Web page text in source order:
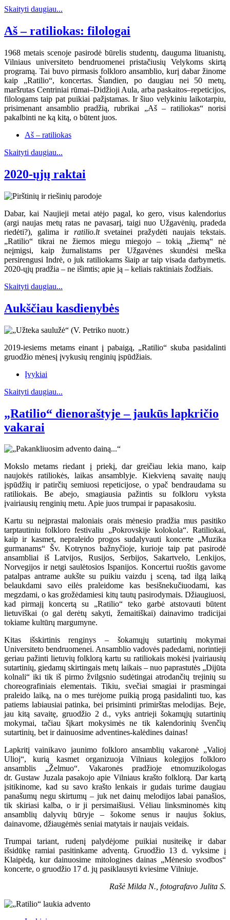
Skaityti daugiau...
Aš – ratiliokas: filologai
1968 metais scenoje pasirodė būrelis studentų, dauguma lituanistų,
Vilniaus universiteto bendruomenei pristačiusių Velykoms skirtą
programą. Tai buvo pirmasis folkloro ansamblio, kurį dabar žinome
kaip „Ratilio“, koncertas. Šiandien, po daugiau nei 50 metų,
maršrutas Centriniai rūmai–Didžioji Aula, arba paskaitos–repeticijos,
filologams taip pat puikiai pažįstamas. Ir šiuo velykiniu laikotarpiu,
prisimenant ansamblio pradžią, rubrikai „Aš – ratiliokas“ norisi
pakalbinti ne ką kitą, o būtent juos.
Aš – ratiliokas
Skaityti daugiau...
2020-ųjų raktai
Dabar, kai Naujieji metai atėjo pagal, ko gero, visus kalendorius
(argi naujas metų ratas ne pavasarį, taigi nuo Užgavėnių, pradeda
riedėti?), galima ir ratilio.ltsvetainei pražydėti naujais tekstais.
„Ratilio“ tikrai ne žiemos miegu miegojo – tokią „žiemą“ nė
neįmigsi, kaip žurnalistams per Užgavėnes skundėsi meška
persirengusi Indrė, o juk ratiliokams šiaip ar taip visada darbymetis.
2020-ųjų pradžia – ne išimtis; apie ją – keliais raktiniais žodžiais.
Skaityti daugiau...
Aukščiau kasdienybės
2019-iesiems metams einant į pabaigą, „Ratilio“ skuba pasidalinti
gruodžio mėnesį įvykusių renginių įspūdžiais.
Įvykiai
Skaityti daugiau...
„Ratilio“ dienoraštyje – jaukūs lapkričio
vakarai
Mokslo metams riedant į priekį, dar greičiau lekia mano, kaip
naujokės ratiliokės, laikas ansamblyje. Kiekvieną savaitę naujų
įspūdžių ir patirčių semiuosi repeticijose, o ypač bendraudama su
ratiliokais. Be abejo, smagiausia pažintis su folkloru vyksta
įvairiausių renginių metu. Apie juos trumpai ir papasakosiu.
Kartu su neįprastai maloniais orais mėnesio pradžia mus pasitiko
tarptautiniu folkloro festivaliu „Pokrovskije kolokola“. Ratiliokai,
kaip ir kasmet, nepraleido progos sudalyvauti koncerte „Muzika
gurmanams“ Šv. Kotrynos bažnyčioje, kurioje taip pat pasirodė
ansambliai iš Latvijos, Rusijos, Serbijos, Sakartvelo, Lenkijos,
Norvegijos ir netgi saulėtosios Ispanijos. Koncertui ruoštis gavome
patalpas antrame aukšte su puikiu vaizdu į sceną, tad ilgą laiką
belaukdami savo eilės praleidome kas besišnekučiuodami, kas
megzdami, o kas grožėdamiesi kitų tautų pasirodymais. Džiaugiuosi,
kad pirmajį koncertą su „Ratilio“ teko garbė atstovauti būtent
lietuviškai (o gal derėtų sakyti, žemaitiškai) dainavimo tradicijai
tokiame kultūrų margumyne.
Kitas išskirtinis renginys – šokamųjų sutartinių mokymai
Universiteto bendruomenei. Ansamblio vadovės padedami, norintieji
geriau pažinti lietuvių folklorą kartu su ratiliokais mokėsi įvairiausių
sutartinių, giedamų skirtingais metų laikais – nuo paprastutės „Dijūta
kolnali“ iki tik iš pirmo žvilgsnio sudėtingai atrodančių trejinių su
choreografiniais elementais. Tikiu, svečiai smagiai ir prasmingai
praleido laiką, na o mes turėjome puikią progą pasidalinti tuo, kas
patiems labiausiai patinka, bei prisiminti primirštas melodijas. Beje,
jau kitą savaitę, gruodžio 2 d., vyks antrieji šokamųjų sutartinių
mokymai, tačiau šįkart mokysimės ne tik kalendorinių švenčių
sutartinių, bet ir dainuosime adventines-kalėdines dainas!
Lapkritį vainikavo jaunimo folkloro ansamblių vakaronė „Valioj
Ulioj“, kurią kasmet organizuoja Vilniaus kolegijos folkloro
ansamblis „Želmuo“. Vakaronės pradžioje etnomuzikologas
dr. Gustaw Juzala pasakojo apie Vilniaus krašto folklorą. Dar kartą
įsitikinome, kad su savo krašto lenkais ir gudais turime daugiau
panašumų negu skirtumų – juk net dainų melodijos labai panašios,
tik skiriasi kalba, o ir ji persimaišiusi. Vėliau linksminomės kitų
ansamblių dalyvių būryje – šokome senus ir naujus šokius,
dainavome, džiaugėmės seniai matytais ir naujais veidais.
Trumpai tariant, rudenį palydėjome puikiai nusiteikę ir dabar
išsidūkę ramiai pasitinkame adventą. Gruodžio 13 d. vyksime į
Klaipėdą, kur dainuosime mitologines dainas „Mėnesio svodbos“
koncerte, o gruodžio 17 d. jų pasiklausyti kviesime Vilniuje.
Rašė Milda N., fotografavo Julita S.